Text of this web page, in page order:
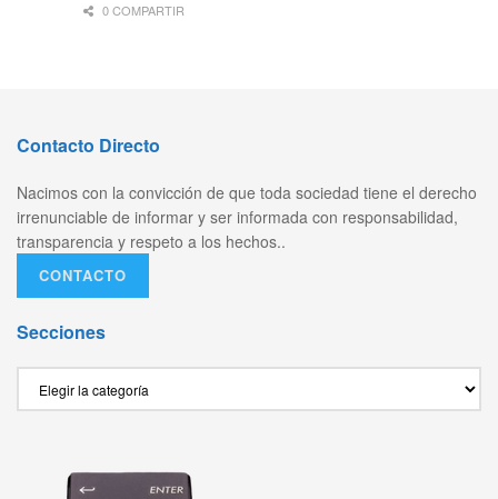
0 COMPARTIR
Contacto Directo
Nacimos con la convicción de que toda sociedad tiene el derecho
irrenunciable de informar y ser informada con responsabilidad,
transparencia y respeto a los hechos..
CONTACTO
Secciones